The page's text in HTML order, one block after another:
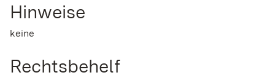
Hinweise
keine
Rechtsbehelf